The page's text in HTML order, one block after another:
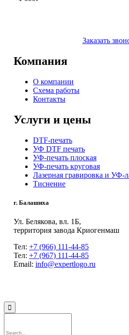
Заказать
Компания
О компании
Схема работы
Контакты
Услуги и цены
DTF-печать
УФ DTF печать
УФ-печать плоская
УФ-печать круговая
Лазерная гравировка и УФ-
Тиснение
г. Балашиха
Ул. Белякова, вл. 1Б,
территория завода Криогенмаш
Тел: +7 (966) 111-44-85
Тел: +7 (967) 111-44-85
Email: info@expertlogo.ru
